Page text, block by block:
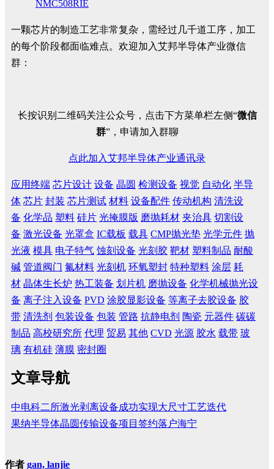
NMC508RIE
一颗芯片的制造工艺非常复杂，需经过几千道工序，加工
的每个阶段都面临难点。欢迎加入艾邦半导体产业微信
群：
长按识别二维码关注公众号，点击下方菜单栏左侧“微信
群”，申请加入群聊
点此加入艾邦半导体产业通讯录
应用终端 芯片设计 设备 晶圆 检测设备 视觉 自动化 半导
体 芯片 封装 芯片测试 材料 设备配件 传动机构 清洗设
备 化学品 塑料 硅片 光掩膜版 磨抛耗材 夹治具 切割设
备 激光设备 光罩盒 IC载板 载具 CMP抛光垫 光学元件 抛
光液 模具 电子特气 蚀刻设备 光刻胶 靶材 塑料制品 耐酸
碱 管道阀门 氟材料 光刻机 环氧塑封 特种塑料 涂层 耗
材 晶体生长炉 热工装备 划片机 磨抛设备 化学机械抛光设
备 离子注入设备 PVD 涂胶显影设备 等离子去胶设备 胶
带 清洗剂 包装设备 包装 管路 抗静电剂 陶瓷 元器件 碳碳
制品 高校研究所 代理 贸易 其他 CVD 光源 胶水 载带 玻
璃 有机硅 薄膜 密封圈
文章导航
中电科二所激光剥离设备成功实现大尺寸工艺迭代
果纳半导体晶圆传输设备项目签约落户海宁
作者 gan, lanjie